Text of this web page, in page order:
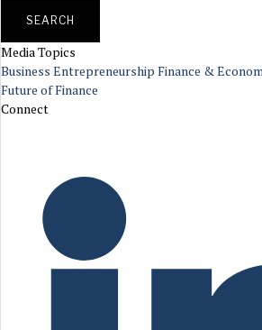
SEARCH
Media Topics
Business Entrepreneurship Finance &
Future of Finance
Connect